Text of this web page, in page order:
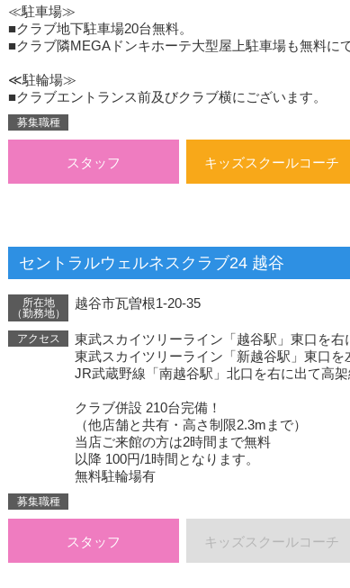
≪駐車場≫
■クラブ地下駐車場20台無料。
■クラブ隣MEGAドンキホーテ大型屋上駐車場も無料に
≪駐輪場≫
■クラブエントランス前及びクラブ横にございます。
募集職種
スタッフ キッズスクールコーチ
セントラルウェルネスクラブ24 越谷
所在地
（勤務地）
越谷市瓦曽根1-20-35
アクセス
東武スカイツリーライン「越谷駅」東口を
東武スカイツリーライン「新越谷駅」東口
JR武蔵野線「南越谷駅」北口を右に出て高
クラブ併設 210台完備！
（他店舗と共有・高さ制限2.3mまで）
当店ご来館の方は2時間まで無料
以降 100円/1時間となります。
無料駐輪場有
募集職種
スタッフ キッズスクールコーチ